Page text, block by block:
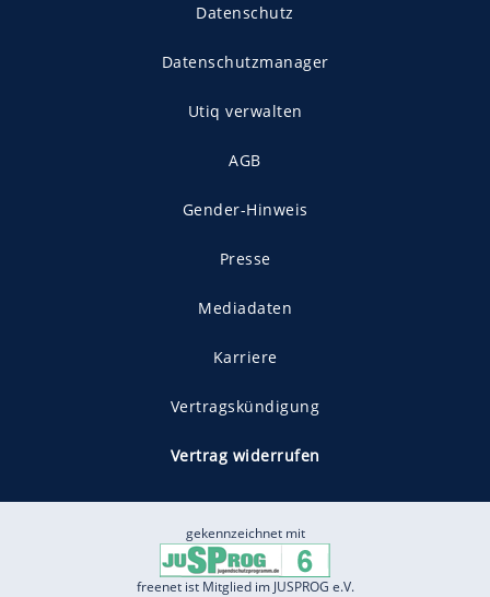
Datenschutz
Datenschutzmanager
Utiq verwalten
AGB
Gender-Hinweis
Presse
Mediadaten
Karriere
Vertragskündigung
Vertrag widerrufen
gekennzeichnet mit
freenet ist Mitglied im JUSPROG e.V.